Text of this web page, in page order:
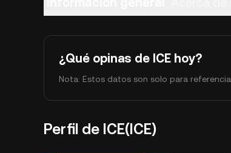
¿Qué opinas de ICE hoy?
Nota: Estos datos son solo para referencia.
Perfil de ICE(ICE)